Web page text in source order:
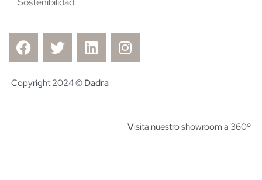
Copyright 2024 © Dadra
Visita nuestro showroom a 360º